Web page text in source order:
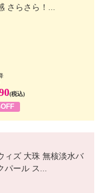
さらさら！...
(税込)
ィズ 大珠 無核淡水バ
パール ス...